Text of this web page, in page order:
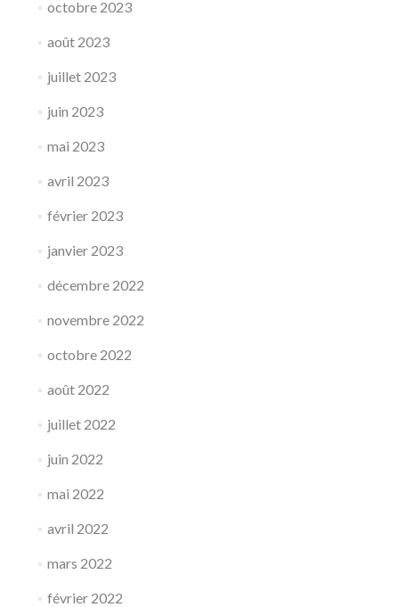
octobre 2023
août 2023
juillet 2023
juin 2023
mai 2023
avril 2023
février 2023
janvier 2023
décembre 2022
novembre 2022
octobre 2022
août 2022
juillet 2022
juin 2022
mai 2022
avril 2022
mars 2022
février 2022